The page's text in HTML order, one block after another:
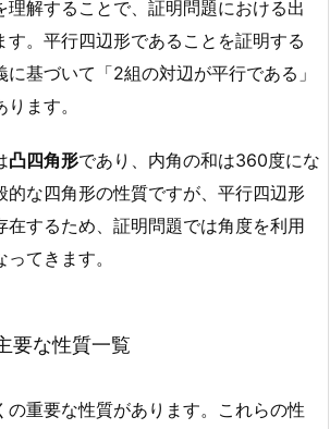
理解することで、証明問題における出
す。平行四辺形であることを証明する
基づいて「2組の対辺が平行である」
ます。
凸四角形であり、内角の和は360度にな
的な四角形の性質ですが、平行四辺形
在するため、証明問題では角度を利用
てきます。
要な性質一覧
の重要な性質があります。これらの性